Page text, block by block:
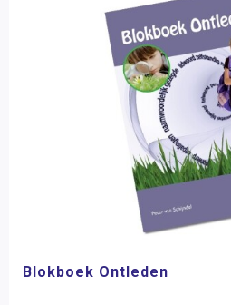
Blokboek Ontleden